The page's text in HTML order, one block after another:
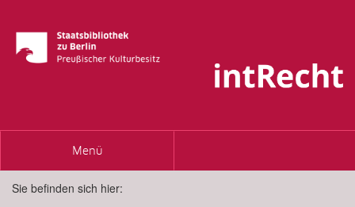
Toggle
Menü
Sie befinden sich hier: